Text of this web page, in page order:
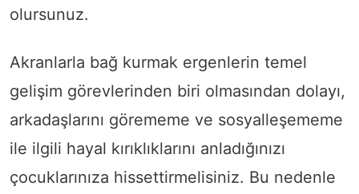
olursunuz.
Akranlarla bağ kurmak ergenlerin temel
gelişim görevlerinden biri olmasından dolayı,
arkadaşlarını görememe ve sosyalleşememe
ile ilgili hayal kırıklıklarını anladığınızı
çocuklarınıza hissettirmelisiniz. Bu nedenle